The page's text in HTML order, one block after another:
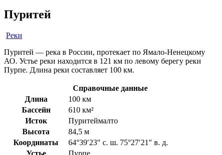
Пуритей
Реки
Пуритей — река в России, протекает по Ямало-Ненецкому
АО. Устье реки находится в 121 км по левому берегу реки
Пурпе. Длина реки составляет 100 км.
Справочные данные
Длина
100 км
Бассейн
610 км²
Исток
Пуритеймалто
Высота
84,5 м
Координаты
64°39′23″ с. ш. 75°27′21″ в. д.
Устье
Пурпе